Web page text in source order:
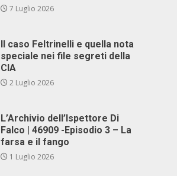
7 Luglio 2026
Il caso Feltrinelli e quella nota
speciale nei file segreti della
CIA
2 Luglio 2026
L’Archivio dell’Ispettore Di
Falco | 46909 -Episodio 3 – La
farsa e il fango
1 Luglio 2026